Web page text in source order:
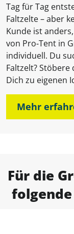
Tag für Tag
Faltzelte – aber
Kunde ist
von Pro‑Tent in
individuell. Du
Faltzelt?
Dich zu eigenen
Mehr
Für die